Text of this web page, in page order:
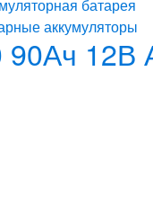
аккумуляторы
12В